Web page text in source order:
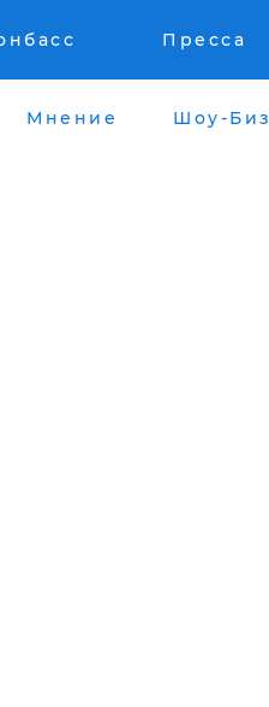
Пресса
Мнение Шоу-Биз